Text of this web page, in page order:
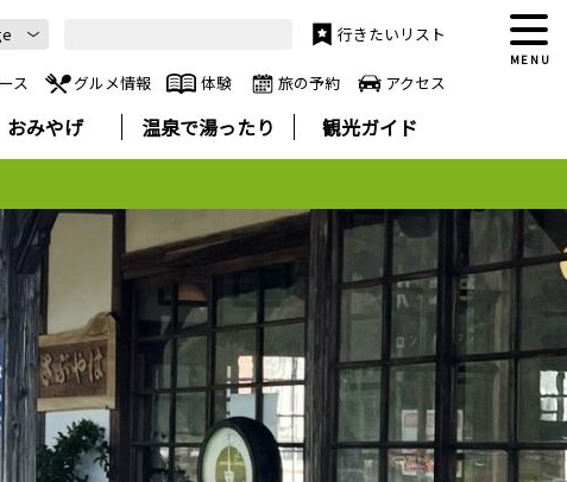
MENU
ス グルメ情報 体験 旅の予約 アクセス
體
ย
行きたいリスト
おみやげ 温泉で湯ったり 観光ガイド